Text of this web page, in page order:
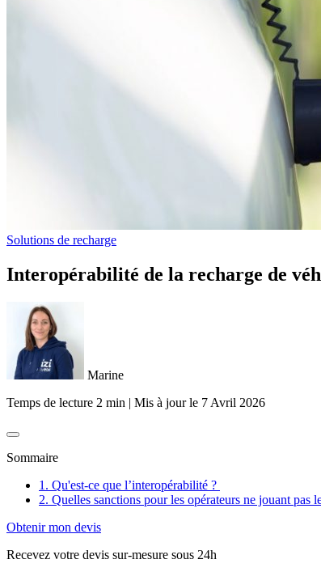
Solutions de recharge
Interopérabilité de la recharge de
Marine
Temps de lecture 2 min | Mis à jour le 7 Avril 2026
Sommaire
1. Qu'est-ce que l’interopérabilité ?
2. Quelles sanctions pour les opérateurs ne jouant pas
Obtenir mon devis
Recevez votre devis sur-mesure sous 24h